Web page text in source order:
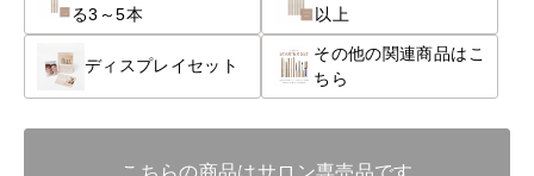
る3～5本
以上
ディスプレイセット
その他の関連商品はこ
ちら
こちらの商品はサロン専売品です